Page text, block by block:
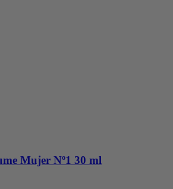
Mujer Nº1 30 ml